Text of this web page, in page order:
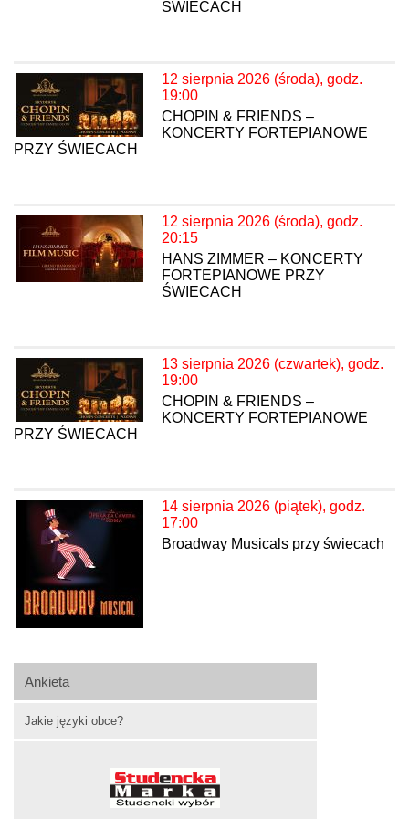
Ankieta
Jakie języki obce?
ŚWIECACH
12 sierpnia 2026 (środa), godz.
19:00
CHOPIN & FRIENDS –
KONCERTY FORTEPIANOWE
PRZY ŚWIECACH
12 sierpnia 2026 (środa), godz.
20:15
HANS ZIMMER – KONCERTY
FORTEPIANOWE PRZY
ŚWIECACH
13 sierpnia 2026 (czwartek), godz.
19:00
CHOPIN & FRIENDS –
KONCERTY FORTEPIANOWE
PRZY ŚWIECACH
14 sierpnia 2026 (piątek), godz.
17:00
Broadway Musicals przy świecach